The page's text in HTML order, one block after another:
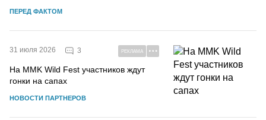
ПЕРЕД ФАКТОМ
31 июля 2026 3 РЕКЛАМА
На MMK Wild Fest участников ждут
гонки на сапах
НОВОСТИ ПАРТНЕРОВ